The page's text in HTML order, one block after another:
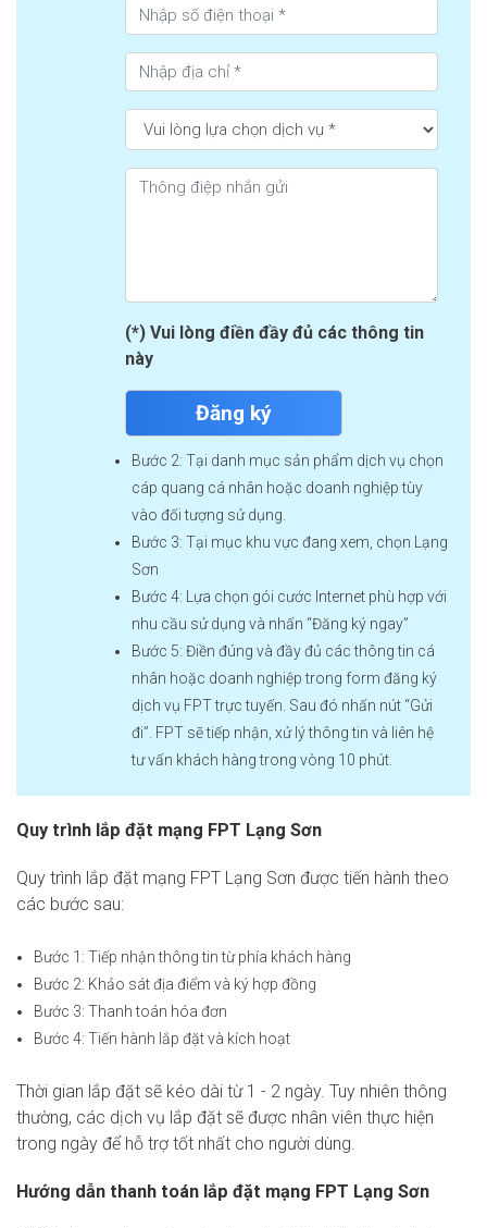
(*) Vui lòng điền đầy đủ các thông tin
này
Đăng ký
Bước 2: Tại danh mục sản phẩm dịch vụ chọn
cáp quang cá nhân hoặc doanh nghiệp tùy
vào đối tượng sử dụng.
Bước 3: Tại mục khu vực đang xem, chọn Lạng
Sơn
Bước 4: Lựa chọn gói cước Internet phù hợp với
nhu cầu sử dụng và nhấn “Đăng ký ngay”
Bước 5: Điền đúng và đầy đủ các thông tin cá
nhân hoặc doanh nghiệp trong form đăng ký
dịch vụ FPT trực tuyến. Sau đó nhấn nút “Gửi
đi”. FPT sẽ tiếp nhận, xử lý thông tin và liên hệ
tư vấn khách hàng trong vòng 10 phút.
Quy trình lắp đặt mạng FPT Lạng Sơn
Quy trình lắp đặt mạng FPT Lạng Sơn được tiến hành theo
các bước sau:
Bước 1: Tiếp nhận thông tin từ phía khách hàng
Bước 2: Khảo sát địa điểm và ký hợp đồng
Bước 3: Thanh toán hóa đơn
Bước 4: Tiến hành lắp đặt và kích hoạt
Thời gian lắp đặt sẽ kéo dài từ 1 - 2 ngày. Tuy nhiên thông
thường, các dịch vụ lắp đặt sẽ được nhân viên thực hiện
trong ngày để hỗ trợ tốt nhất cho người dùng.
Hướng dẫn thanh toán lắp đặt mạng FPT Lạng Sơn